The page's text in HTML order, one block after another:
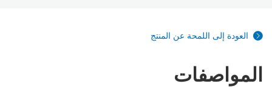
العودة إلى اللمحة عن المنتج
المواصفات